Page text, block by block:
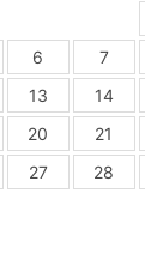
6 7
13 14
20 21
27 28